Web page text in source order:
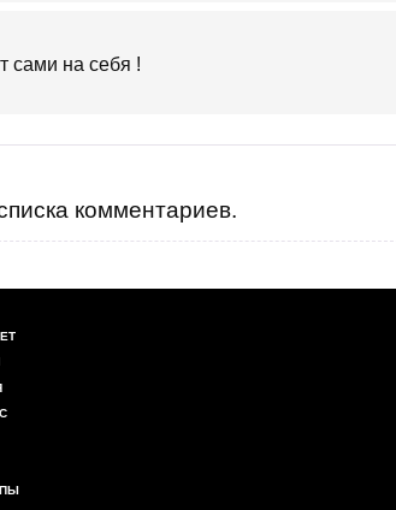
сами на себя !
комментариев.